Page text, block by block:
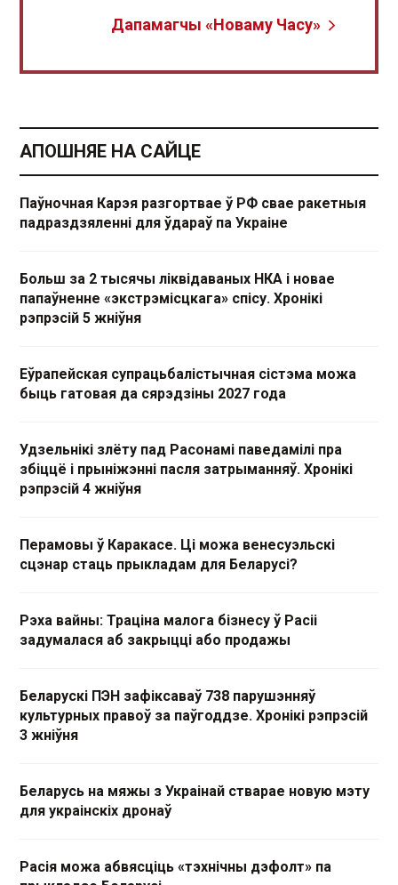
Дапамагчы «Новаму Часу»
АПОШНЯЕ НА САЙЦЕ
Паўночная Карэя разгортвае ў РФ свае ракетныя
падраздзяленні для ўдараў па Украіне
Больш за 2 тысячы ліквідаваных НКА і новае
папаўненне «экстрэмісцкага» спісу. Хронікі
рэпрэсій 5 жніўня
Еўрапейская супрацьбалістычная сістэма можа
быць гатовая да сярэдзіны 2027 года
Удзельнікі злёту пад Расонамі паведамілі пра
збіццё і прыніжэнні пасля затрыманняў. Хронікі
рэпрэсій 4 жніўня
Перамовы ў Каракасе. Ці можа венесуэльскі
сцэнар стаць прыкладам для Беларусі?
Рэха вайны: Траціна малога бізнесу ў Расіі
задумалася аб закрыцці або продажы
Беларускі ПЭН зафіксаваў 738 парушэнняў
культурных правоў за паўгоддзе. Хронікі рэпрэсій
3 жніўня
Беларусь на мяжы з Украінай стварае новую мэту
для украінскіх дронаў
Расія можа абвясціць «тэхнічны дэфолт» па